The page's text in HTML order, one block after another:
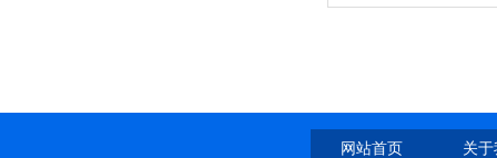
网站首页 关